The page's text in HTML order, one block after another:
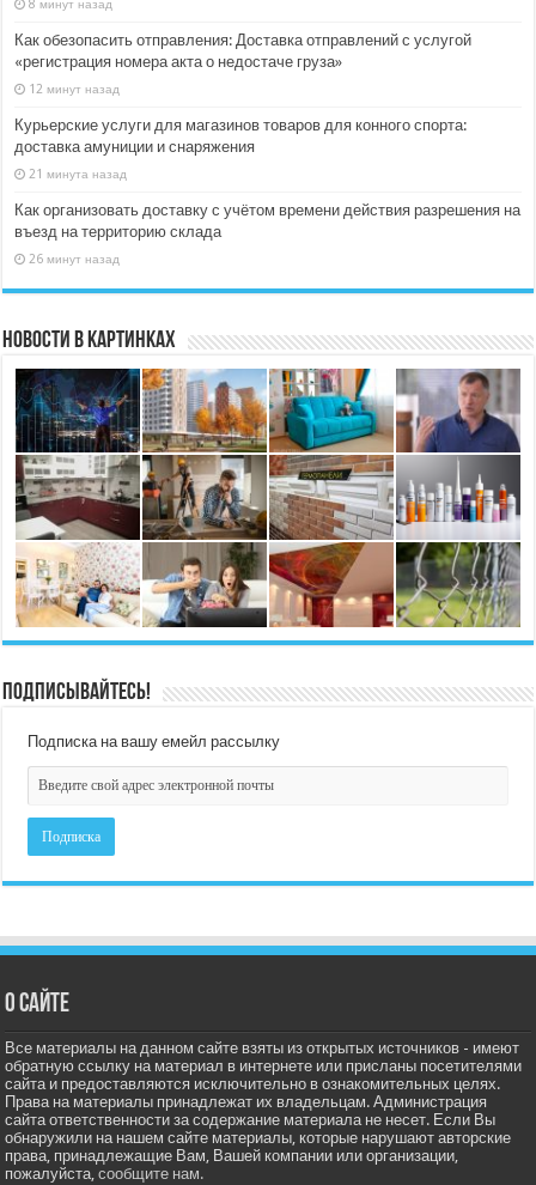
8 минут назад
Как обезопасить отправления: Доставка отправлений с услугой
«регистрация номера акта о недостаче груза»
12 минут назад
Курьерские услуги для магазинов товаров для конного спорта:
доставка амуниции и снаряжения
21 минута назад
Как организовать доставку с учётом времени действия разрешения на
въезд на территорию склада
26 минут назад
Новости в картинках
Подписывайтесь!
Подписка на вашу емейл рассылку
О сайте
Все материалы на данном сайте взяты из открытых источников - имеют
обратную ссылку на материал в интернете или присланы посетителями
сайта и предоставляются исключительно в ознакомительных целях.
Права на материалы принадлежат их владельцам. Администрация
сайта ответственности за содержание материала не несет. Если Вы
обнаружили на нашем сайте материалы, которые нарушают авторские
права, принадлежащие Вам, Вашей компании или организации,
пожалуйста,сообщите нам.